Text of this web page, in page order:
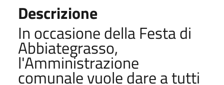
Descrizione
In occasione della Festa di
Abbiategrasso,
l'Amministrazione
comunale vuole dare a tutti